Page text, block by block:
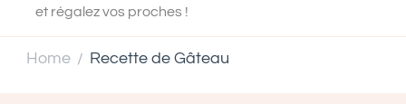
et régalez vos proches !
Home / Recette de Gâteau